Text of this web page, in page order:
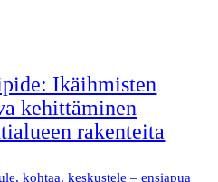
Ikäihmisten
kehittäminen
rakenteita